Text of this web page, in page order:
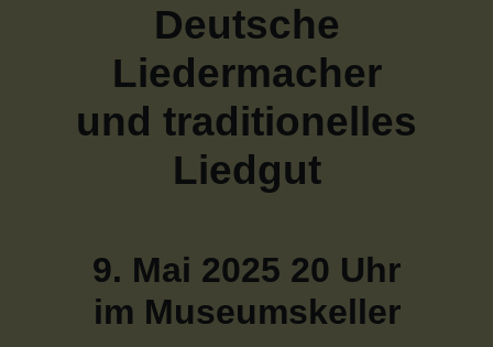
Deutsche
Liedermacher
und traditionelles
Liedgut
9. Mai 2025 20 Uhr
im Museumskeller